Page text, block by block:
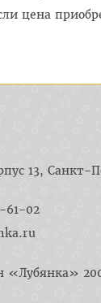
цена
13, Санкт-
61-02
«Лубянка»